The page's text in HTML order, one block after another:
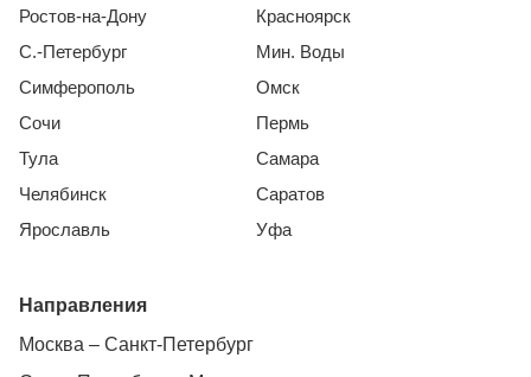
Ростов-на-Дону
С.-Петербург
Симферополь
Сочи
Тула
Челябинск
Ярославль
Красноярск
Мин. Воды
Омск
Пермь
Самара
Саратов
Уфа
Направления
Москва – Санкт-Петербург